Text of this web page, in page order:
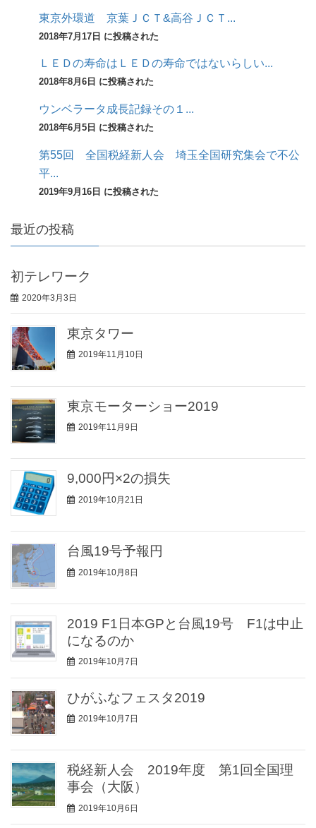
東京外環道 京葉ＪＣＴ&高谷ＪＣＴ...
2018年7月17日 に投稿された
ＬＥＤの寿命はＬＥＤの寿命ではないらしい...
2018年8月6日 に投稿された
ウンベラータ成長記録その１...
2018年6月5日 に投稿された
第55回 全国税経新人会 埼玉全国研究集会で不公
平...
2019年9月16日 に投稿された
最近の投稿
初テレワーク
2020年3月3日
東京タワー
2019年11月10日
東京モーターショー2019
2019年11月9日
9,000円×2の損失
2019年10月21日
台風19号予報円
2019年10月8日
2019 F1日本GPと台風19号 F1は中止
になるのか
2019年10月7日
ひがふなフェスタ2019
2019年10月7日
税経新人会 2019年度 第1回全国理
事会（大阪）
2019年10月6日